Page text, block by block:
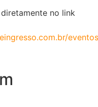
no link